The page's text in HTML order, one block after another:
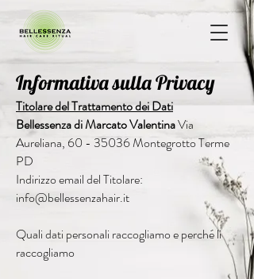
Titolare del Trattamento dei Dati
Bellessenza di Marcato ValentinaVia
Aureliana, 60 - 35036Montegrotto Terme
PD
Indirizzo email del Titolare:
info@bellessenzahair.it
Quali dati personali raccogliamo e perché li
raccogliamo
Informativa sulla Privacy